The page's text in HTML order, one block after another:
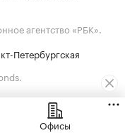
агентство «РБК».
Петербургская
Офисы